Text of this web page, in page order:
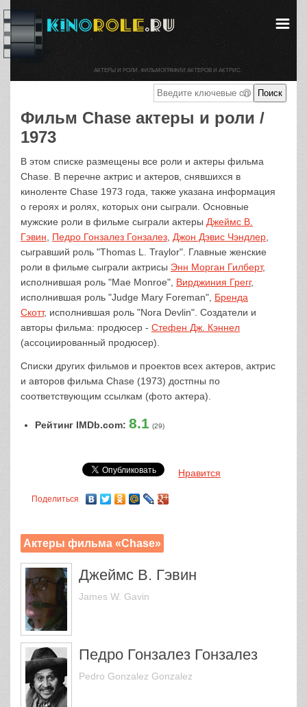
Фильм Chase актеры и роли /
1973
В этом списке размещены все роли и актеры фильма
Chase. В перечне актрис и актеров, снявшихся в
киноленте Chase 1973 года, также указана информация
о героях и ролях, которых они сыграли. Основные
мужские роли в фильме сыграли актеры Джеймс В.
Гэвин
Педро Гонзалез Гонзалез Джон Дэвис Чэндлер
сыгравший роль "Thomas L. Traylor". Главные женские
роли в фильме сыграли актрисы Энн Морган Гилберт,
исполнившая роль "Mae Monroe", Вирджиния Грегг,
исполнившая роль "Judge Mary Foreman", Бренда
Скотт, исполнившая роль "Nora Devlin". Создатели и
авторы фильма: продюсер - Стефен Дж. Кэннел
(ассоциированный продюсер).
Списки других фильмов и проектов всех актеров, актрис
и авторов фильма Chase (1973) достпны по
соответствующим ссылкам (фото актера).
Рейтинг IMDb.com: 8.1 (29)
Нравится
Поделиться
Актеры фильма «Chase»
Джеймс В. Гэвин
James W. Gavin
Педро Гонзалез Гонзалез
Pedro Gonzalez Gonzalez
АКТЕРЫ И РОЛИ. ФИЛЬМОГРАФИИ АКТЕРОВ И АКТРИС.